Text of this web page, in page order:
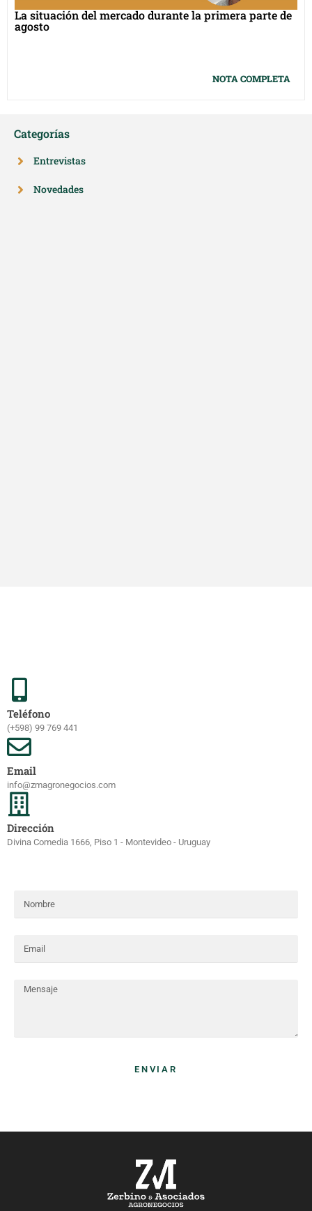
La situación del mercado durante la primera parte de
agosto
NOTA COMPLETA
Categorías
Entrevistas
Novedades
Teléfono
(+598) 99 769 441
Email
info@zmagronegocios.com
Dirección
Divina Comedia 1666, Piso 1 - Montevideo - Uruguay
ENVIAR